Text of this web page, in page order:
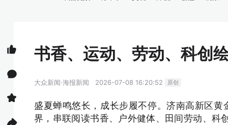
书香、运动、劳动、科创
大众新闻·海报新闻 2026-07-08 16:20:52 原创
盛夏蝉鸣悠长，成长步履不停。济南高新区
界，串联阅读书香、户外健体、田间劳动、科